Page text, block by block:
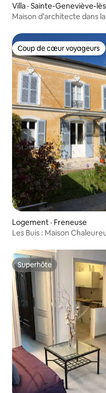
Villa · Sainte-Geneviève-
Maison d’architecte dans
Coup de cœur voyageurs
Coup de cœur voyageurs
Logement · Freneuse
Les Buis : Maison
Superhôte
Superhôte